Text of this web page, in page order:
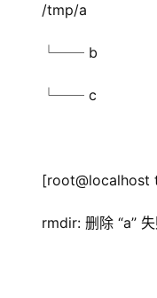
/tmp/a
└── b
└── c
[root@localhost
rmdir: 删除 “a”